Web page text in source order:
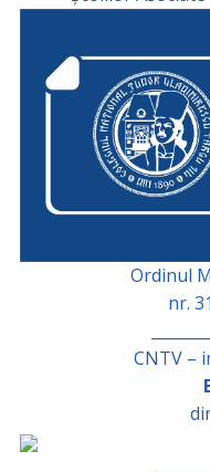
Ordinul
nr.
CNTV –